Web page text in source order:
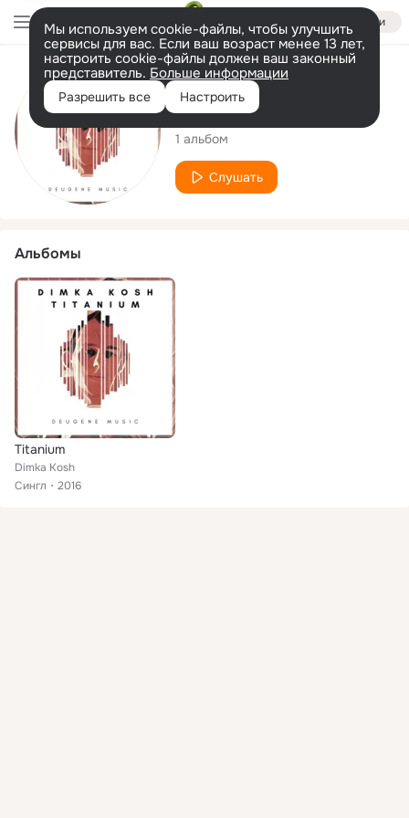
Войти
Мы используем cookie-файлы, чтобы улучшить
сервисы для вас. Если ваш возраст менее 13 лет,
настроить cookie-файлы должен ваш законный
представитель. Больше информации
Разрешить все Настроить
Исполнитель
Dimka Kosh
1 альбом
Слушать
Альбомы
Titanium
Dimka Kosh
Сингл
2016